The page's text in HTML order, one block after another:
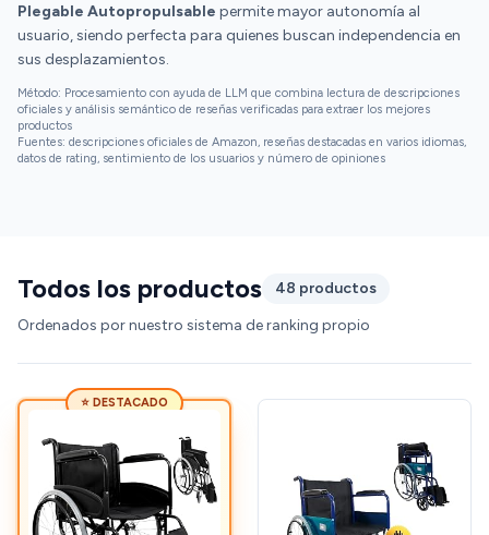
Plegable Autopropulsable permite mayor autonomía al
usuario, siendo perfecta para quienes buscan independencia en
sus desplazamientos.
Método: Procesamiento con ayuda de LLM que combina lectura de descripciones
oficiales y análisis semántico de reseñas verificadas para extraer los mejores
productos
Fuentes: descripciones oficiales de Amazon, reseñas destacadas en varios idiomas,
datos de rating, sentimiento de los usuarios y número de opiniones
Todos los productos
48 productos
Ordenados por nuestro sistema de ranking propio
⭐ DESTACADO